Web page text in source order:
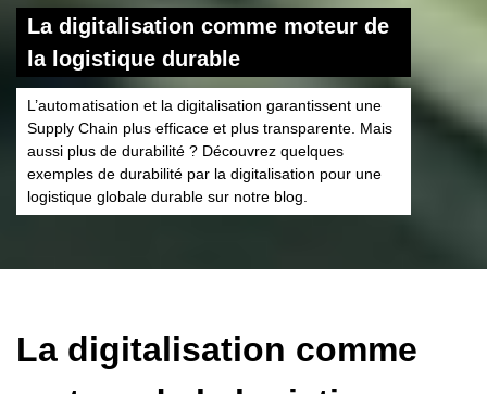
La digitalisation comme moteur de
la logistique durable
L’automatisation et la digitalisation garantissent une
Supply Chain plus efficace et plus transparente. Mais
aussi plus de durabilité ? Découvrez quelques
exemples de durabilité par la digitalisation pour une
logistique globale durable sur notre blog.
La digitalisation comme